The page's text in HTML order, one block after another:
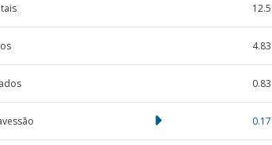
12.5
4.83
0.83
0.17